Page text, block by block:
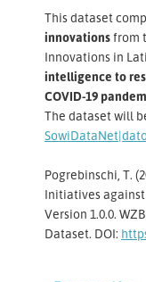
This dataset
innovationsfrom
Innovations in
intelligence to
COVID-19
The dataset will
Pogrebinschi, T.
Initiatives against
Version 1.0.0.
Dataset. DOI: